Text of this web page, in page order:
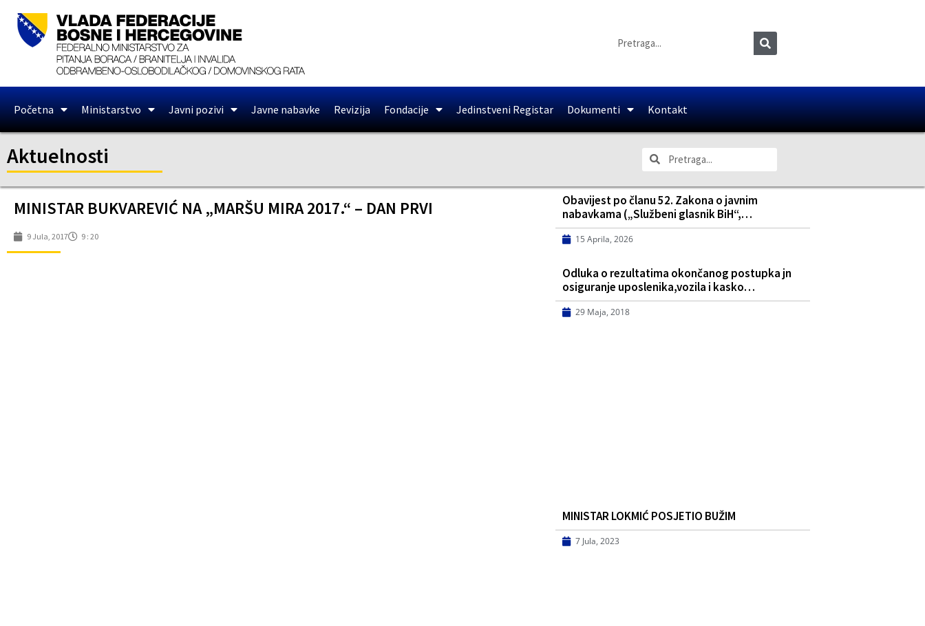
Početna Ministarstvo Javni pozivi Javne nabavke Revizija Fondacije Jedinstveni Registar Dokumenti Kontakt
Aktuelnosti
MINISTAR BUKVAREVIĆ NA „MARŠU MIRA 2017.“ – DAN PRVI
9 Jula, 2017 9 : 20
Obavijest po članu 52. Zakona o javnim
nabavkama („Službeni glasnik BiH“,…
15 Aprila, 2026
Odluka o rezultatima okončanog postupka jn
osiguranje uposlenika,vozila i kasko…
29 Maja, 2018
MINISTAR LOKMIĆ POSJETIO BUŽIM
7 Jula, 2023